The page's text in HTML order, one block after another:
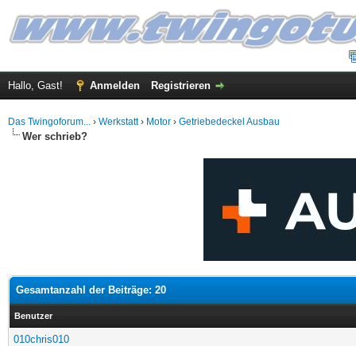
Hallo, Gast! Anmelden Registrieren
Das Twingoforum... › Werkstatt› Motor › Getriebedeckel Ausbau
Wer schrieb?
Gesamtanzahl der Beiträge: 20
Benutzer
010chris010